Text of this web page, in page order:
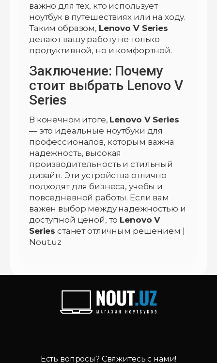
важно для тех, кто использует
ноутбук в путешествиях или на ходу.
Таким образом, Lenovo V Series
делают вашу работу не только
продуктивной, но и комфортной.
Заключение: Почему
стоит выбрать Lenovo V
Series
В конечном итоге, Lenovo V Series
— это идеальные ноутбуки для
профессионалов, которым важна
надежность, высокая
производительность и стильный
дизайн. Эти устройства отлично
подходят для бизнеса, учебы и
повседневной работы. Если вам
важен выбор между надежностью и
доступной ценой, то Lenovo V
Series станет отличным решением |
Nout.uz
Есть вопросы? Свяжитесь с нами!